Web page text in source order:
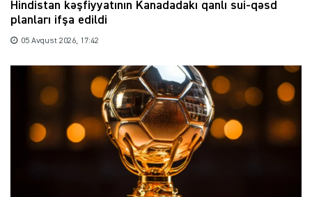
Hindistan kəşfiyyatının Kanadadakı qanlı sui-qəsd
planları ifşa edildi
05 Avqust 2026, 17:42